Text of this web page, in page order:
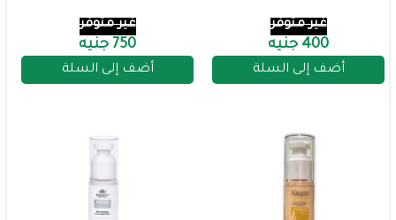
غير متوفر
400 جنيه
أضف إلى السلة
غير متوفر
750 جنيه
أضف إلى السلة